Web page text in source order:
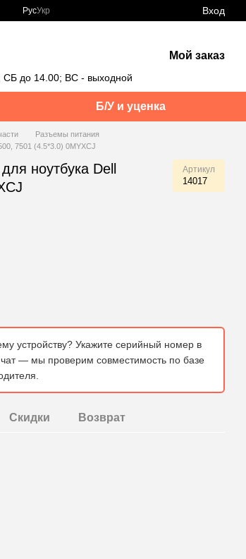
РусУкр Вход
до 14.00; ВС - выходной
Мой заказ
Б/У и уценка
Разъемы питания
7501 (4.5*3.0) 0MYXCJ
ноутбука Dell
Артикул
14017
устройству? Укажите серийный номер в
чат — мы проверим совместимость по базе
Скидки Возврат